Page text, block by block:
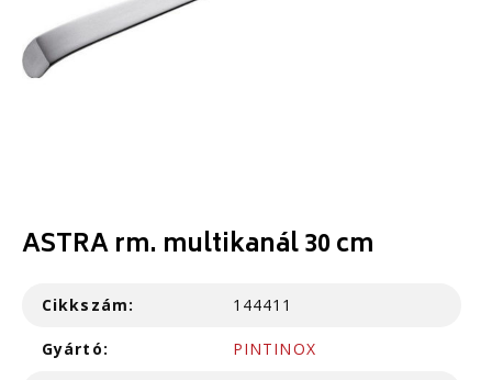
ASTRA rm. multikanál 30 cm
Cikkszám: 144411
Gyártó: PINTINOX